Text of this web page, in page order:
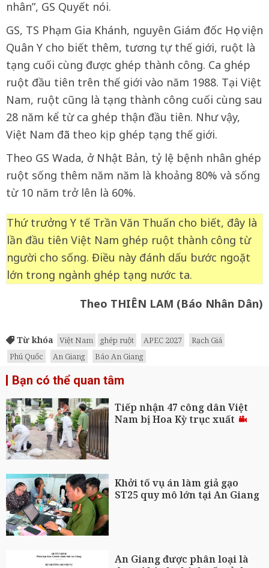
nhân”, GS Quyết nói.
GS, TS Phạm Gia Khánh, nguyên Giám đốc Học viện
Quân Y cho biết thêm, tương tự thế giới, ruột là
tạng cuối cùng được ghép thành công. Ca ghép
ruột đầu tiên trên thế giới vào năm 1988. Tại Việt
Nam, ruột cũng là tạng thành công cuối cùng sau
28 năm kể từ ca ghép thận đầu tiên. Như vậy,
Việt Nam đã theo kịp ghép tạng thế giới.
Theo GS Wada, ở Nhật Bản, tỷ lệ bệnh nhân ghép
ruột sống thêm năm năm là khoảng 80% và sống
từ 10 năm trở lên là 60%.
Thứ trưởng Y tế Trần Văn Thuấn cho biết, đây là
lần đầu tiên Việt Nam ghép ruột thành công từ
người cho sống. Điều này đánh dấu bước ngoặt
lớn trong ngành ghép tạng nước ta.
Theo THIÊN LAM (Báo Nhân Dân)
Từ khóa Việt Nam ghép ruột APEC 2027
Rạch Giá
Phú Quốc
An Giang Báo An Giang
Bạn có thể quan tâm
Tiếp nhận 47 công dân Việt
Nam bị Hoa Kỳ trục xuất
Khởi tố vụ án làm giả gạo
ST25 quy mô lớn tại An Giang
An Giang được phân loại là